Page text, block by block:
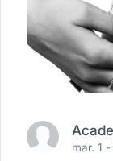
mar. 1 -